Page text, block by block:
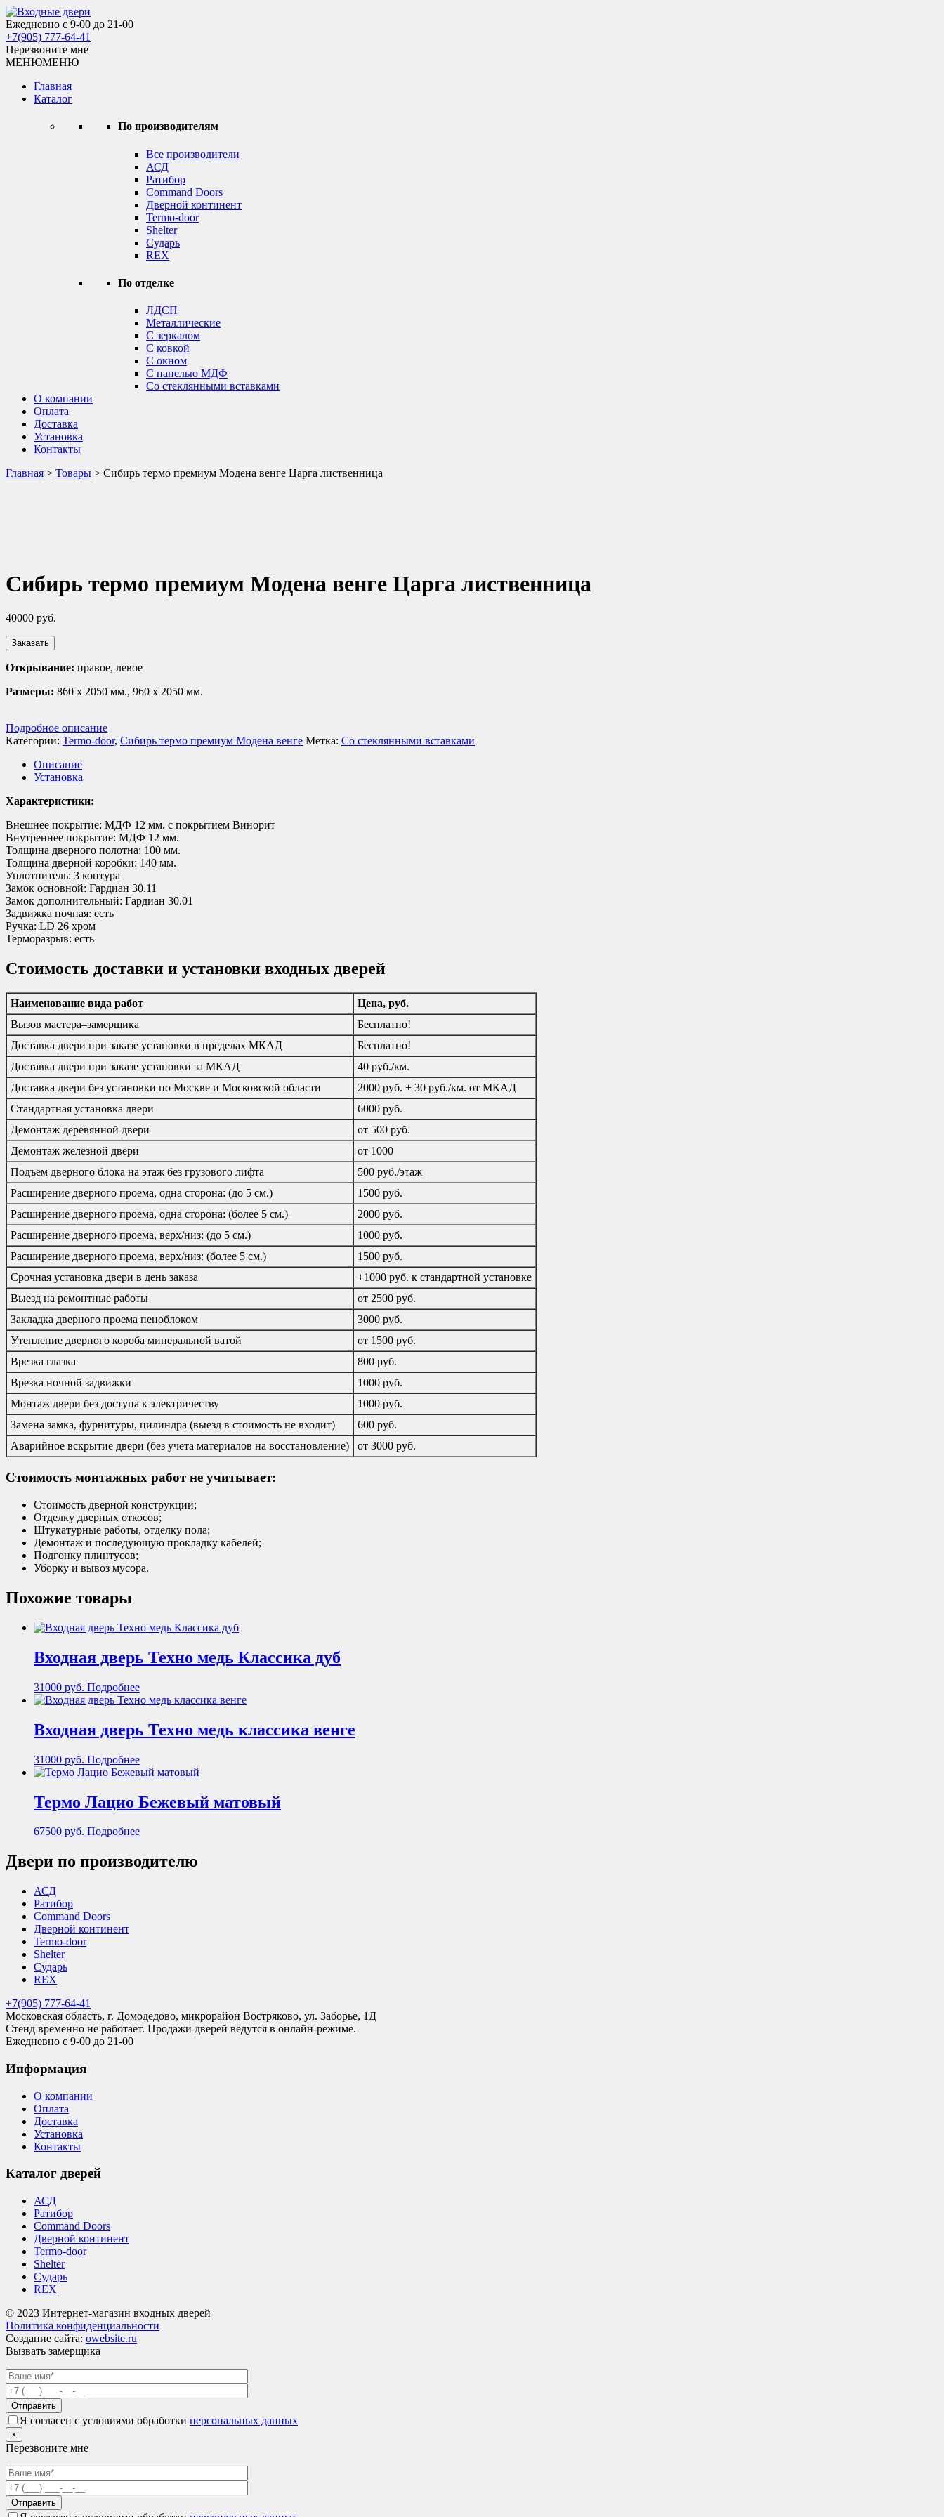
Skip
to
content
Входные двери
Ежедневно с 9-00 до 21-00
+7(905) 777-64-41
Перезвоните мне
МЕНЮМЕНЮ
Главная
Каталог
По производителям
Все производители
АСД
Ратибор
Command Doors
Дверной континент
Termo-door
Shelter
Сударь
REX
По отделке
ЛДСП
Металлические
С зеркалом
С ковкой
С окном
С панелью МДФ
Со стеклянными вставками
О компании
Оплата
Доставка
Установка
Контакты
Главная > Товары > Сибирь термо премиум Модена венге Царга лиственница
Сибирь термо премиум Модена венге Царга лиственница
40000 руб.
Заказать
Открывание: правое, левое
Размеры: 860 х 2050 мм., 960 х 2050 мм.
Подробное описание
Категории: Termo-door, Сибирь термо премиум Модена венге Метка: Со стеклянными вставками
Описание
Установка
Характеристики:
Внешнее покрытие: МДФ 12 мм. с покрытием Винорит
Внутреннее покрытие: МДФ 12 мм.
Толщина дверного полотна: 100 мм.
Толщина дверной коробки: 140 мм.
Уплотнитель: 3 контура
Замок основной: Гардиан 30.11
Замок дополнительный: Гардиан 30.01
Задвижка ночная: есть
Ручка: LD 26 хром
Терморазрыв: есть
Стоимость доставки и установки входных дверей
Наименование вида работ
Цена, руб.
Вызов мастера–замерщика
Бесплатно!
Доставка двери при заказе установки в пределах МКАД
Бесплатно!
Доставка двери при заказе установки за МКАД
40 руб./км.
Доставка двери без установки по Москве и Московской области
2000 руб. + 30 руб./км. от МКАД
Стандартная установка двери
6000 руб.
Демонтаж деревянной двери
от 500 руб.
Демонтаж железной двери
от 1000
Подъем дверного блока на этаж без грузового лифта
500 руб./этаж
Расширение дверного проема, одна сторона: (до 5 см.)
1500 руб.
Расширение дверного проема, одна сторона: (более 5 см.)
2000 руб.
Расширение дверного проема, верх/низ: (до 5 см.)
1000 руб.
Расширение дверного проема, верх/низ: (более 5 см.)
1500 руб.
Срочная установка двери в день заказа
+1000 руб. к стандартной установке
Выезд на ремонтные работы
от 2500 руб.
Закладка дверного проема пеноблоком
3000 руб.
Утепление дверного короба минеральной ватой
от 1500 руб.
Врезка глазка
800 руб.
Врезка ночной задвижки
1000 руб.
Монтаж двери без доступа к электричеству
1000 руб.
Замена замка, фурнитуры, цилиндра (выезд в стоимость не входит)
600 руб.
Аварийное вскрытие двери (без учета материалов на восстановление)
от 3000 руб.
Стоимость монтажных работ не учитывает:
Стоимость дверной конструкции;
Отделку дверных откосов;
Штукатурные работы, отделку пола;
Демонтаж и последующую прокладку кабелей;
Подгонку плинтусов;
Уборку и вывоз мусора.
Похожие товары
Входная дверь Техно медь Классика дуб
31000 руб. Подробнее
Входная дверь Техно медь классика венге
31000 руб. Подробнее
Термо Лацио Бежевый матовый
67500 руб. Подробнее
Двери по производителю
АСД
Ратибор
Command Doors
Дверной континент
Termo-door
Shelter
Сударь
REX
+7(905) 777-64-41
Московская область, г. Домодедово, микрорайон Востряково, ул. Заборье, 1Д
Стенд временно не работает. Продажи дверей ведутся в онлайн-режиме.
Ежедневно с 9-00 до 21-00
Информация
О компании
Оплата
Доставка
Установка
Контакты
Каталог дверей
АСД
Ратибор
Command Doors
Дверной континент
Termo-door
Shelter
Сударь
REX
© 2023 Интернет-магазин входных дверей
Политика конфиденциальности
Создание сайта: owebsite.ru
Вызвать замерщика
Я согласен с условиями обработки персональных данных
×
Перезвоните мне